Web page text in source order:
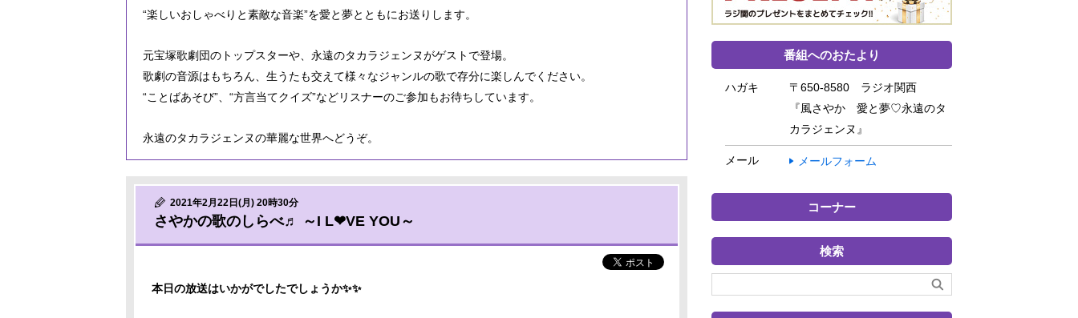
“楽しいおしゃべりと素敵な音楽”を愛と夢とともにお送りします。
元宝塚歌劇団のトップスターや、永遠のタカラジェンヌがゲストで登場。
歌劇の音源はもちろん、生うたも交えて様々なジャンルの歌で存分に楽しんでください。
“ことばあそび”、“方言当てクイズ”などリスナーのご参加もお待ちしています。
永遠のタカラジェンヌの華麗な世界へどうぞ。
2021年2月22日(月) 20時30分
さやかの歌のしらべ♬ ～I L❤VE YOU～
本日の放送はいかがでしたでしょうか✨✨
番組へのおたより
ハガキ
〒650-8580 ラジオ関西
『風さやか 愛と夢♡永遠のタ
カラジェンヌ』
メール メールフォーム
コーナー
検索